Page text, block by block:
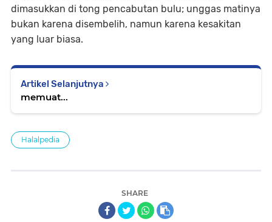
dimasukkan di tong pencabutan bulu; unggas matinya
bukan karena disembelih, namun karena kesakitan
yang luar biasa.
Artikel Selanjutnya
memuat...
Halalpedia
SHARE